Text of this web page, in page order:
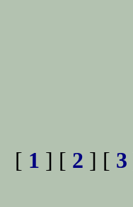
[ 1 ] [ 2 ] [ 3